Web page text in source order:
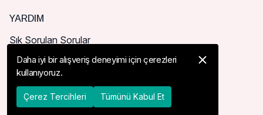
YARDIM
Sık Sorulan Sorular
Nasıl Sipariş Verebilirim?
Kargo ve Teslimat
İade, İptal ve Değişim
Daha iyi bir alışveriş deneyimi için çerezleri
kullanıyoruz.
Çerez Tercihleri Tümünü Kabul Et